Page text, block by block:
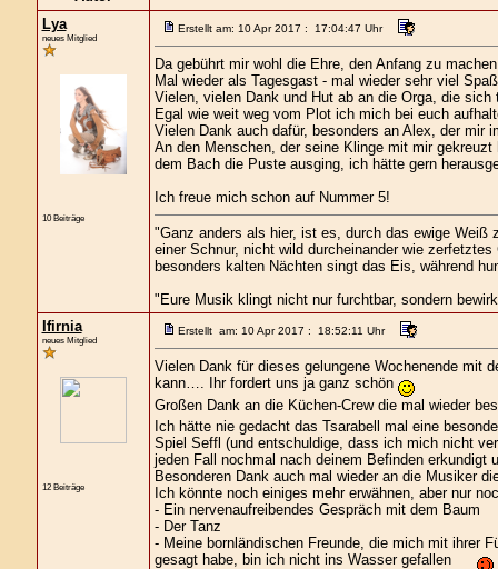
Lya
neues Mitglied
10 Beiträge
Erstellt am: 10 Apr 2017 : 17:04:47 Uhr
Da gebührt mir wohl die Ehre, den Anfang zu
Mal wieder als Tagesgast - mal wieder sehr viel
Vielen, vielen Dank und Hut ab an die Orga, die
Egal wie weit weg vom Plot ich mich bei euch
Vielen Dank auch dafür, besonders an Alex, der mir
An den Menschen, der seine Klinge mit mir
dem Bach die Puste ausging, ich hätte gern
Ich freue mich schon auf Nummer 5!
"Ganz anders als hier, ist es, durch das ewige Weiß
einer Schnur, nicht wild durcheinander wie
besonders kalten Nächten singt das Eis, während
"Eure Musik klingt nicht nur furchtbar, sondern
Ifirnia
neues Mitglied
12 Beiträge
Erstellt am: 10 Apr 2017 : 18:52:11 Uhr
Vielen Dank für dieses gelungene Wochenende mit
kann…. Ihr fordert uns ja ganz schön
Großen Dank an die Küchen-Crew die mal wieder
Ich hätte nie gedacht das Tsarabell mal eine
Spiel Seffl (und entschuldige, dass ich mich nicht
jeden Fall nochmal nach deinem Befinden erkundigt
Besonderen Dank auch mal wieder an die Musiker
Ich könnte noch einiges mehr erwähnen, aber nur
- Ein nervenaufreibendes Gespräch mit dem Baum
- Der Tanz
- Meine bornländischen Freunde, die mich mit ihrer
gesagt habe, bin ich nicht ins Wasser gefallen